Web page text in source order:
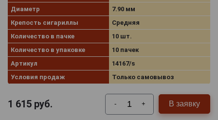
Диаметр
7.90 мм
Крепость сигариллы
Средняя
Количество в пачке
10 шт.
Количество в упаковке
10 пачек
Артикул
14167/s
Условия продаж
Только самовывоз
1 615 руб. - + В заявку